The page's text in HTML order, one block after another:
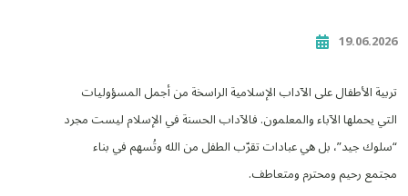
19.06.2026
تربية الأطفال على الآداب الإسلامية الراسخة من أجمل المسؤوليات
التي يحملها الآباء والمعلمون. فالآداب الحسنة في الإسلام ليست مجرد
“سلوك جيد”، بل هي عبادات تقرّب الطفل من الله وتُسهم في بناء
مجتمع رحيم ومحترم ومتعاطف.